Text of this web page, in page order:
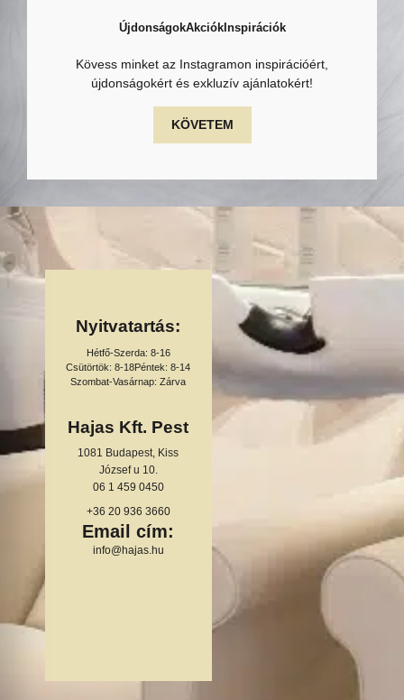
ÚjdonságokAkciókInspirációk
Kövess minket az Instagramon inspirációért,
újdonságokért és exkluzív ajánlatokért!
KÖVETEM
Nyitvatartás:
Hétfő-Szerda: 8-16
Csütörtök: 8-18Péntek: 8-14
Szombat-Vasárnap: Zárva
Hajas Kft. Pest
1081 Budapest, Kiss
József u 10.
06 1 459 0450
+36 20 936 3660
Email cím:
info@hajas.hu